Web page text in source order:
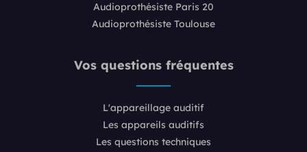
Audioprothésiste Paris 20
Audioprothésiste Toulouse
Vos questions fréquentes
L'appareillage auditif
Les appareils auditifs
Les questions techniques